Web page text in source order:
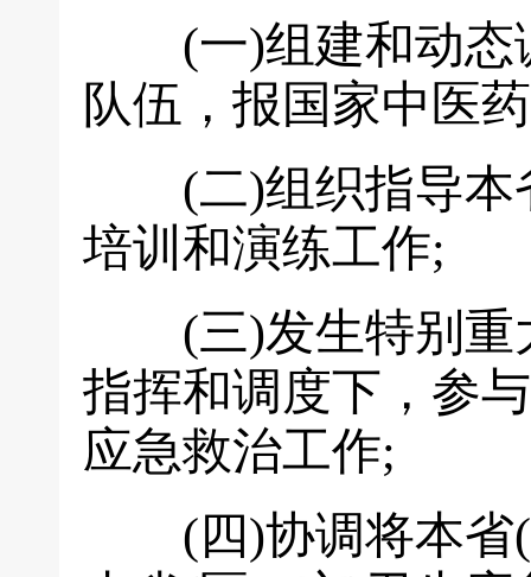
(一)组建和动态
队伍，报国家中医
(二)组织指导本
培训和演练工作;
(三)发生特别重
指挥和调度下，参
应急救治工作;
(四)协调将本省(